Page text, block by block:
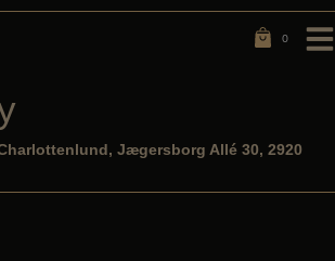
0
0
Jægersborg Allé 30, 2920